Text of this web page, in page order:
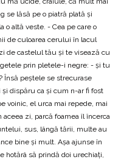
se lăsă pe o piatră plată și
o altă veste. - Cea pe care o
de culoarea cerului în lacul
de castelul tău și te visează cu
prin pletele-i negre: - și tu
Însă peștele se strecurase
dispăru ca și cum n-ar fi fost
voinic, el urca mai repede, mai
zi, parcă foamea îl încerca
sus, lângă tării, multe au
bine și mult. Așa ajunse în
hotărâ să prindă doi urechiați,